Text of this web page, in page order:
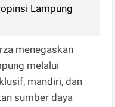
Lampung
menegaskan
melalui
mandiri, dan
sumber daya